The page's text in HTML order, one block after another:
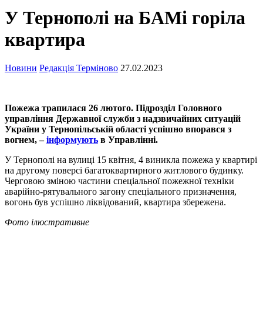
У Тернополі на БАМі горіла
квартира
Новини Редакція Терміново 27.02.2023
Пожежа трапилася 26 лютого. Підрозділ Головного
управління Державної служби з надзвичайних ситуацій
України у Тернопільській області успішно впорався з
вогнем, –інформують в Управлінні.
У Тернополі на вулиці 15 квітня, 4 виникла пожежа у квартирі
на другому поверсі багатоквартирного житлового будинку.
Черговою зміною частини спеціальної пожежної техніки
аварійно-рятувального загону спеціального призначення,
вогонь був успішно ліквідований, квартира збережена.
Фото ілюстративне